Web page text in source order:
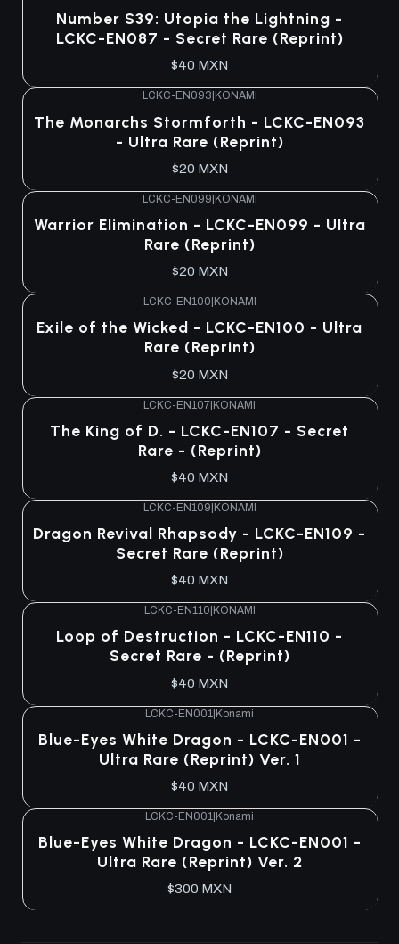
Number S39: Utopia the Lightning -
LCKC-EN087 - Secret Rare (Reprint)
$40 MXN
LCKC-EN093 KONAMI
The Monarchs Stormforth - LCKC-EN093
- Ultra Rare (Reprint)
$20 MXN
LCKC-EN099|KONAMI
Warrior Elimination - LCKC-EN099 - Ultra
Rare (Reprint)
$20 MXN
LCKC-EN100 KONAMI
Exile of the Wicked - LCKC-EN100 - Ultra
Rare (Reprint)
$20 MXN
LCKC-EN107|KONAMI
The King of D. - LCKC-EN107 - Secret
Rare - (Reprint)
$40 MXN
LCKC-EN109|KONAMI
Dragon Revival Rhapsody - LCKC-EN109 -
Secret Rare (Reprint)
$40 MXN
LCKC-EN110 KONAMI
Loop of Destruction - LCKC-EN110 -
Secret Rare - (Reprint)
$40 MXN
LCKC-EN001 |Konami
Blue-Eyes White Dragon - LCKC-EN001 -
Ultra Rare (Reprint) Ver. 1
$40 MXN
LCKC-EN001 Konami
Blue-Eyes White Dragon - LCKC-EN001 -
Ultra Rare (Reprint) Ver. 2
$300 MXN